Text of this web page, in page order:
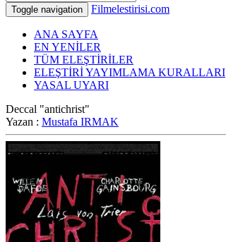
Toggle navigation Filmelestirisi.com
ANA SAYFA
EN YENİLER
TÜM ELEŞTİRİLER
ELEŞTİRİ YAYIMLAMA KURALLARI
YASAL UYARI
Deccal "antichrist"
Yazan : Mustafa IRMAK